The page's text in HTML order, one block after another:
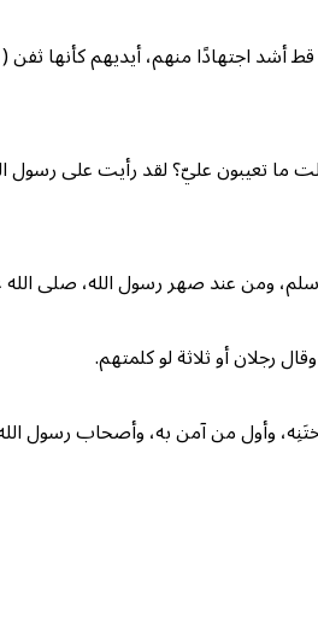
أشد اجتهادًا منهم، أيديهم كأنها ثفن (
ما تعيبون عليّ؟ لقد رأيت على
ومن عند صهر رسول الله، صلى الله
رجلان أو ثلاثة لو كلمتهم.
وأول من آمن به، وأصحاب رسول